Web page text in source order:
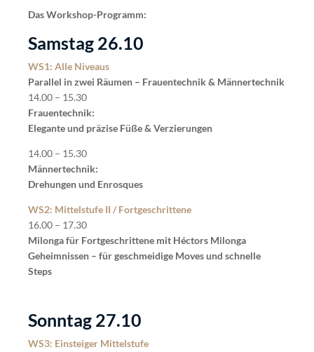
Das Workshop-Programm:
Samstag 26.10
WS1: Alle Niveaus
Parallel in zwei Räumen – Frauentechnik & Männertechnik
14.00 – 15.30
Frauentechnik:
Elegante und präzise Füße & Verzierungen
14.00 – 15.30
Männertechnik:
Drehungen und Enrosques
WS2: Mittelstufe II / Fortgeschrittene
16.00 – 17.30
Milonga für Fortgeschrittene mit Héctors Milonga
Geheimnissen – für geschmeidige Moves und schnelle
Steps
Sonntag 27.10
WS3: Einsteiger Mittelstufe